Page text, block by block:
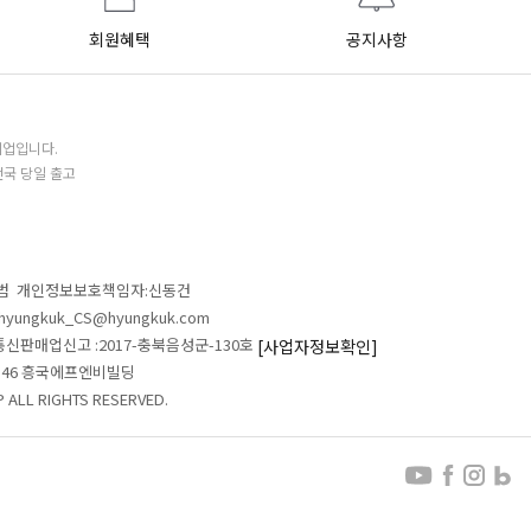
회원혜택 공지사항
입니다.
당일 출고
개인정보보호책임자:신동건
판매업신고 :2017-충북음성군-130호 [사업자정보확인]
흥국에프엔비빌딩
RIGHTS RESERVED.